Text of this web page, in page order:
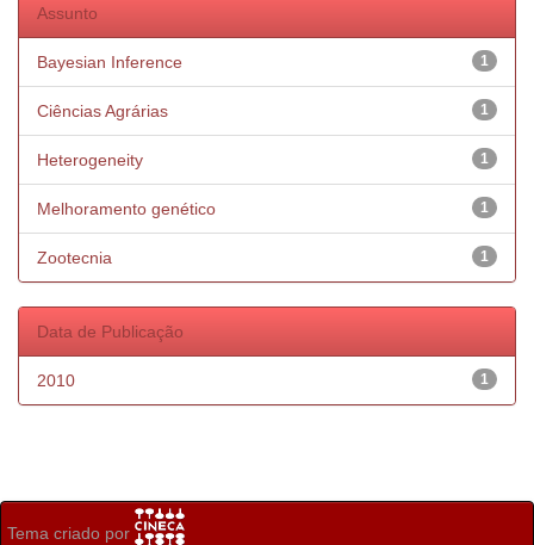
Assunto
1
Bayesian Inference
1
Ciências Agrárias
1
Heterogeneity
1
Melhoramento genético
1
Zootecnia
Data de Publicação
1
2010
Tema criado por